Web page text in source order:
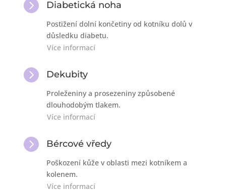
 Diabetická noha
Postižení dolní končetiny od kotníku dolů v
důsledku diabetu.
Více informací
 Dekubity
Proleženiny a prosezeniny způsobené
dlouhodobým tlakem.
Více informací
 Bércové vředy
Poškození kůže v oblasti mezi kotníkem a
kolenem.
Více informací